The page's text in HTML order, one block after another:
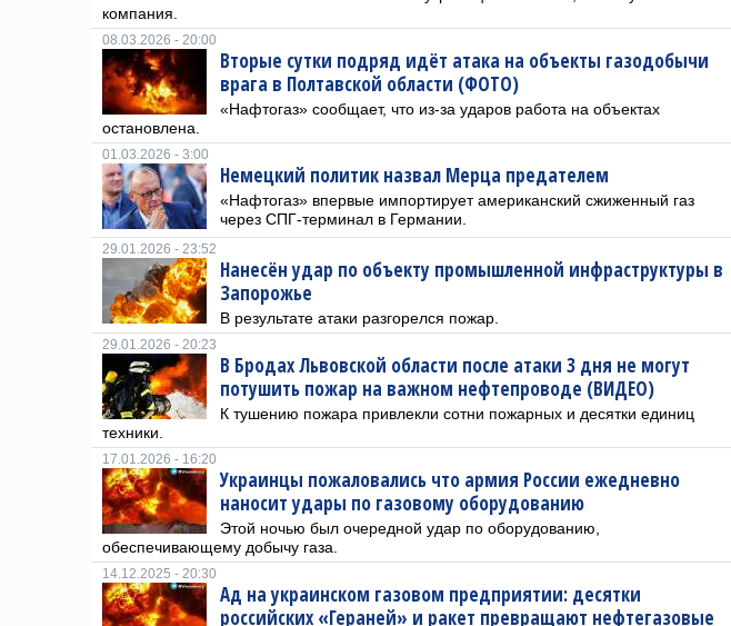
компания.
08.03.2026 - 20:00
Вторые сутки подряд идёт атака на объекты газодобычи
врага в Полтавской области (ФОТО)
«Нафтогаз» сообщает, что из-за ударов работа на объектах
остановлена.
01.03.2026 - 3:00
Немецкий политик назвал Мерца предателем
«Нафтогаз» впервые импортирует американский сжиженный газ
через СПГ-терминал в Германии.
29.01.2026 - 23:52
Нанесён удар по объекту промышленной инфраструктуры в
Запорожье
В результате атаки разгорелся пожар.
29.01.2026 - 20:23
В Бродах Львовской области после атаки 3 дня не могут
потушить пожар на важном нефтепроводе (ВИДЕО)
К тушению пожара привлекли сотни пожарных и десятки единиц
техники.
17.01.2026 - 16:20
Украинцы пожаловались что армия России ежедневно
наносит удары по газовому оборудованию
Этой ночью был очередной удар по оборудованию,
обеспечивающему добычу газа.
14.12.2025 - 20:30
Ад на украинском газовом предприятии: десятки
российских «Гераней» и ракет превращают нефтегазовые